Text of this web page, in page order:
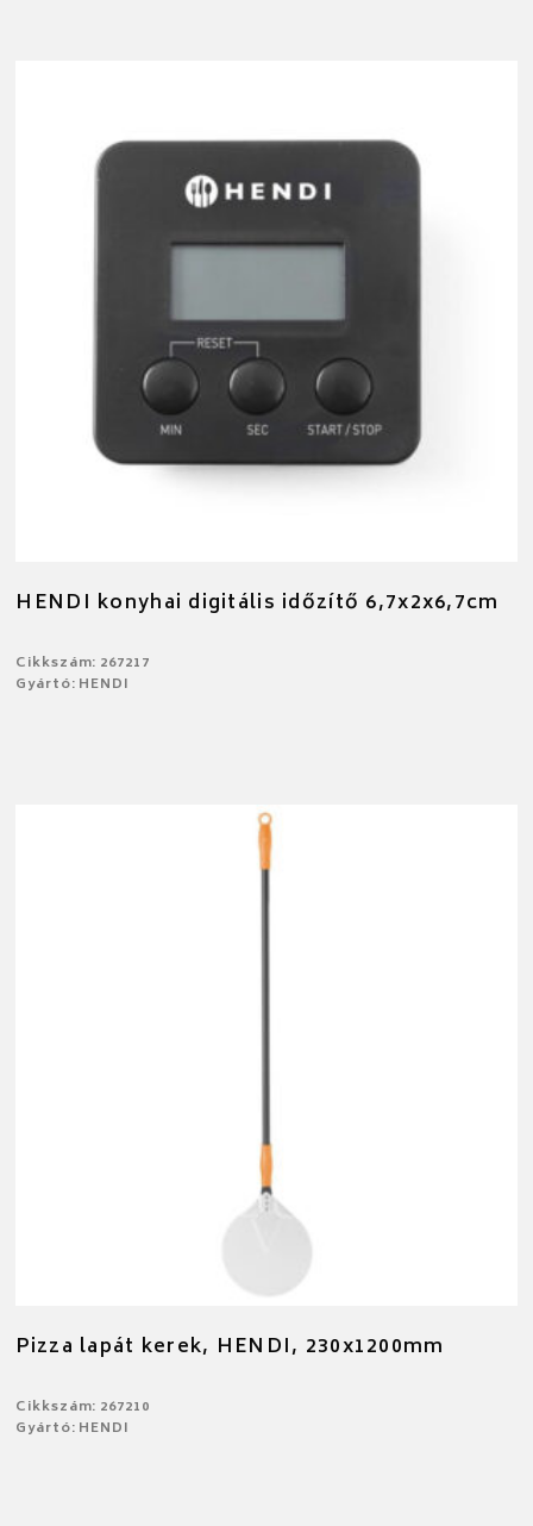
HENDI konyhai digitális időzítő 6,7x2x6,7cm
Cikkszám: 267217
Gyártó: HENDI
Pizza lapát kerek, HENDI, 230x1200mm
Cikkszám: 267210
Gyártó: HENDI